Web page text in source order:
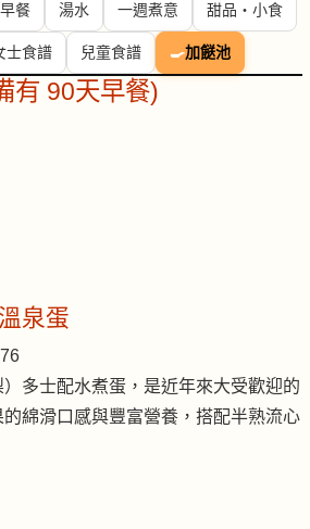
早餐 湯水 一週煮意 甜品・小食
士食譜 兒童食譜 🍳加餸池
有 90天早餐)
泉蛋
多士配水煮蛋，是近年來大受歡迎的
綿滑口感與豐富營養，搭配半熟流心